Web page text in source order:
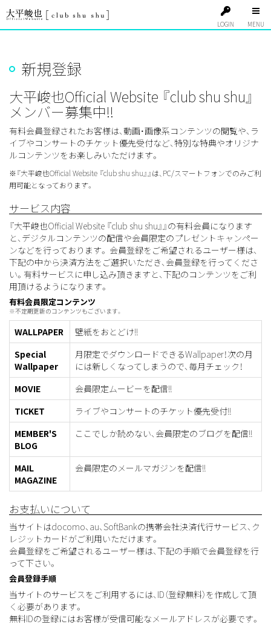
LOGIN
新規登録
大平峻也Official Website 『club shu shu』
メンバー募集中!!
有料会員登録されたお客様は、動画・画像系コンテンツの閲覧や、ラ
イブやコンサートのチケット優先受付など、特別な特典やオリジナ
ルコンテンツをお楽しみいただけます。
※『大平峻也Official Website 『club shu shu』』は、PC/スマートフォンでのみご利
用可能となっております。
サービス内容
『大平峻也Official Website 『club shu shu』』の有料会員になります
と、デジタルコンテンツの配信や会員限定のプレゼントキャンペー
ンなどを行っております。 会員登録をご希望されるユーザー様は、
下記の中から決済方法をご選択いただき、会員登録を行ってくださ
い。有料サービスに申し込み頂きますと、下記のコンテンツをご利
用頂けるようになります。
有料会員限定コンテンツ
※不定期更新のコンテンツもございます。
WALLPAPER
壁紙をおとどけ!!
Special
Wallpaper
月限定でダウンロードできるWallpaper！次の月
には新しくなってしまうので、毎月チェック！
MOVIE
会員限定ムービーを配信!!
TICKET
ライブやコンサートのチケット優先受付!!
MEMBER'S
BLOG
ここでしか読めない、会員限定のブログを配信!!
MAIL
MAGAZINE
会員限定のメールマガジンを配信!!
お支払いについて
当サイトはdocomo、au、SoftBankの携帯会社決済代行サービス、ク
レジットカードがご利用いただけます。
会員登録をご希望されるユーザー様は、下記の手順で会員登録を行
って下さい。
会員登録手順
当サイトのサービスをご利用するには、ID（登録無料）を作成して頂
く必要があります。
無料IDの登録にはお客様が受信可能なメールアドレスが必要です。